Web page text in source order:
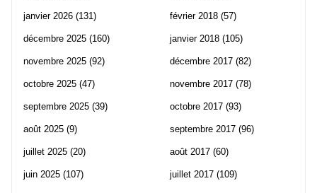
janvier 2026 (131)
décembre 2025 (160)
novembre 2025 (92)
octobre 2025 (47)
septembre 2025 (39)
août 2025 (9)
juillet 2025 (20)
juin 2025 (107)
février 2018 (57)
janvier 2018 (105)
décembre 2017 (82)
novembre 2017 (78)
octobre 2017 (93)
septembre 2017 (96)
août 2017 (60)
juillet 2017 (109)